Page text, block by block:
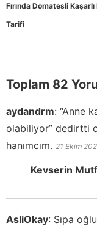
Fırında Domatesli
Tarifi
Toplam 82
aydandrm: “Anne
olabiliyor” dedirtti
hanımcım. 21 Ekim
Kevserin
AsliOkay: Sıpa